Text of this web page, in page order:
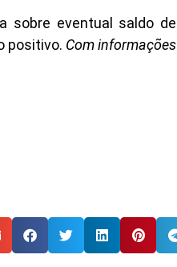
sobre eventual saldo de
positivo. Com informações